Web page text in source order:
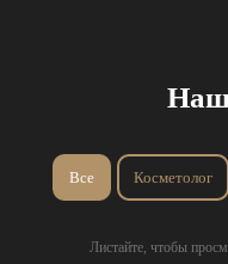
Все Косметолог
Листайте, чтобы